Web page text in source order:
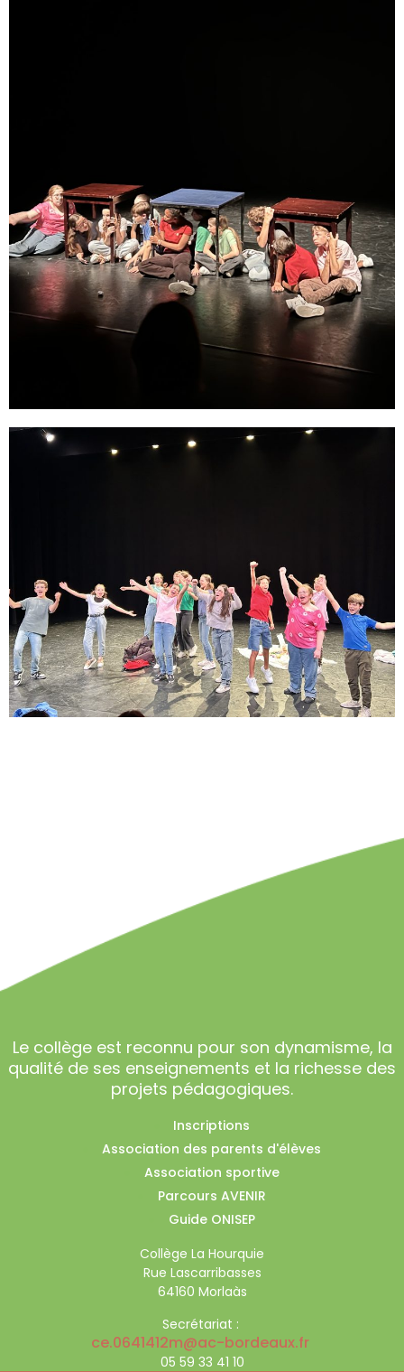
Le collège est reconnu pour son dynamisme, la
qualité de ses enseignements et la richesse des
projets pédagogiques.
Inscriptions
Association des parents d'élèves
Association sportive
Parcours AVENIR
Guide ONISEP
Collège La Hourquie
Rue Lascarribasses
64160 Morlaàs
Secrétariat :
ce.0641412m@ac-bordeaux.fr
05 59 33 41 10